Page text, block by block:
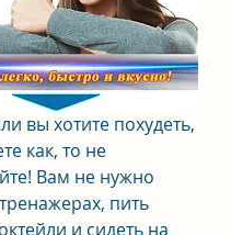
вы хотите похудеть,
как, то не
Вам не нужно
пить
и сидеть на